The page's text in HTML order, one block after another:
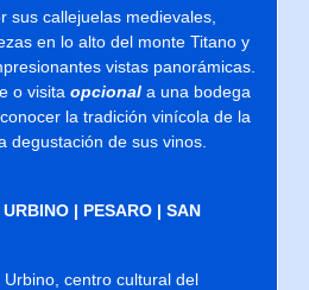
sus callejuelas medievales,
en lo alto del monte Titano y
vistas panorámicas.
o visita opcionala una bodega
la tradición vinícola de la
degustación de sus vinos.
| PESARO | SAN
centro cultural del